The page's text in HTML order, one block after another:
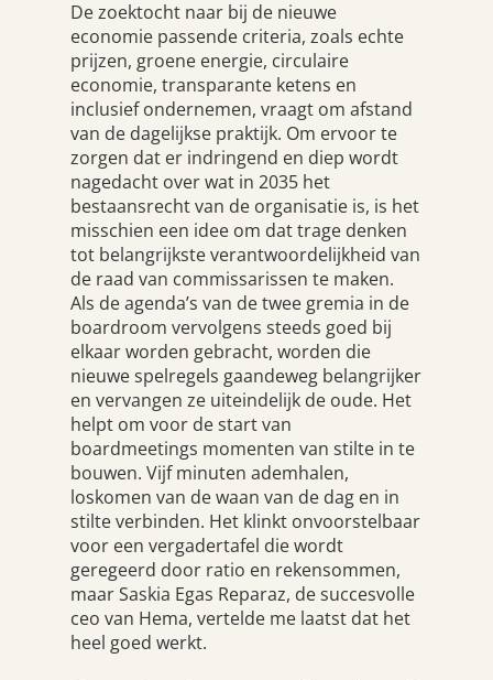
De zoektocht naar bij de nieuwe
economie passende criteria, zoals echte
prijzen, groene energie, circulaire
economie, transparante ketens en
inclusief ondernemen, vraagt om afstand
van de dagelijkse praktijk. Om ervoor te
zorgen dat er indringend en diep wordt
nagedacht over wat in 2035 het
bestaansrecht van de organisatie is, is het
misschien een idee om dat trage denken
tot belangrijkste verantwoordelijkheid van
de raad van commissarissen te maken.
Als de agenda’s van de twee gremia in de
boardroom vervolgens steeds goed bij
elkaar worden gebracht, worden die
nieuwe spelregels gaandeweg belangrijker
en vervangen ze uiteindelijk de oude. Het
helpt om voor de start van
boardmeetings momenten van stilte in te
bouwen. Vijf minuten ademhalen,
loskomen van de waan van de dag en in
stilte verbinden. Het klinkt onvoorstelbaar
voor een vergadertafel die wordt
geregeerd door ratio en rekensommen,
maar Saskia Egas Reparaz, de succesvolle
ceo van Hema, vertelde me laatst dat het
heel goed werkt.